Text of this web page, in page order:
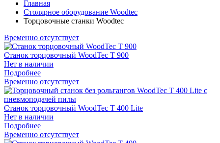
Главная
Столярное оборудование Woodtec
Торцовочные станки Woodtec
Временно отсутствует
Станок торцовочный WoodTec T 900
Нет в наличии
Подробнее
Временно отсутствует
Станок торцовочный WoodTec T 400 Lite
Нет в наличии
Подробнее
Временно отсутствует